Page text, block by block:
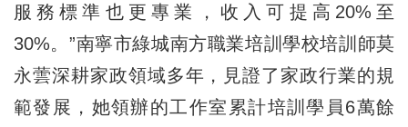
服務標準也更專業，收入可提高20%至
30%。”南寧市綠城南方職業培訓學校培訓師莫
永蕓深耕家政領域多年，見證了家政行業的規
範發展，她領辦的工作室累計培訓學員6萬餘